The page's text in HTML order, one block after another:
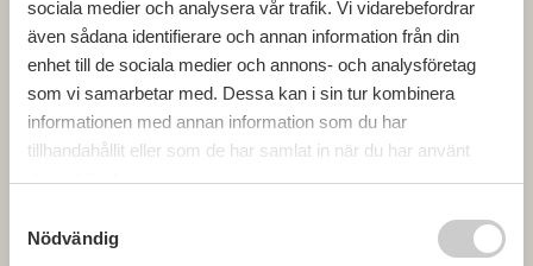
sociala medier och analysera vår trafik. Vi vidarebefordrar
även sådana identifierare och annan information från din
enhet till de sociala medier och annons- och analysföretag
som vi samarbetar med. Dessa kan i sin tur kombinera
informationen med annan information som du har
tillhandahållit eller som de har samlat in när du har använt
deras tjänster.
Nödvändig
Stefan Roneus, vice vd GBJ Bygg AB
– Det finns flera positiva effekter av att bli BKMA-
certifierade. Dels kan vi nu delta i upphandlingar
där certifiering är ett krav. Men det som kanske
är ännu viktigare är att vi jobbar systematiskt